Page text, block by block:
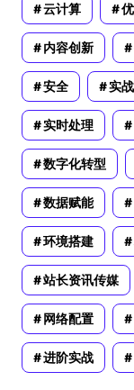
云计算
内容创新
安全 实战
实时处理
数字化转型
数据赋能
环境搭建
站长资讯传媒
网络配置
进阶实战